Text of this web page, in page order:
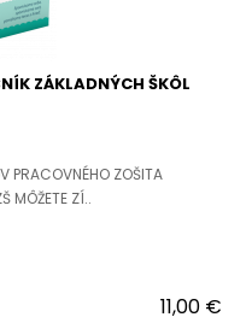
ZÁKLADNÝCH ŠKÔL
PRACOVNÉHO ZOŠITA
MÔŽETE ZÍ..
11,00 €